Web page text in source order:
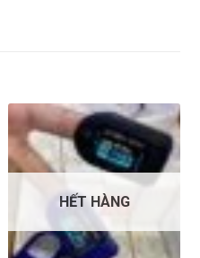
HẾT HÀNG